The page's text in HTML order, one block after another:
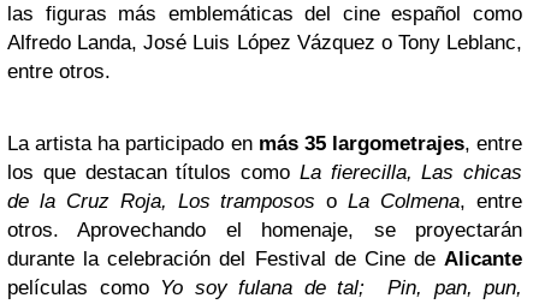
las figuras más emblemáticas del cine español como
Alfredo Landa, José Luis López Vázquez o Tony Leblanc,
entre otros.
La artista ha participado enmás 35 largometrajes, entre
los que destacan títulos como La fierecilla, Las chicas
de la Cruz Roja, Los trampososo La Colmena, entre
otros. Aprovechando el homenaje, se proyectarán
durante la celebración del Festival de Cine de Alicante
películas como Yo soy fulana de tal; Pin, pan, pun,